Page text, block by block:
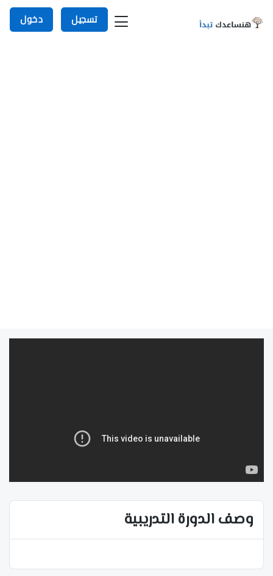
تسجيل دخول
وصف الدورة التدريبية